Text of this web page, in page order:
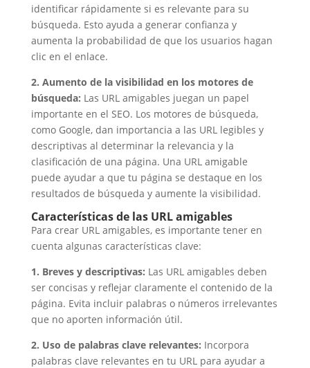
identificar rápidamente si es relevante para su
búsqueda. Esto ayuda a generar confianza y
aumenta la probabilidad de que los usuarios hagan
clic en el enlace.
2. Aumento de la visibilidad en los motores de
búsqueda: Las URL amigables juegan un papel
importante en el SEO. Los motores de búsqueda,
como Google, dan importancia a las URL legibles y
descriptivas al determinar la relevancia y la
clasificación de una página. Una URL amigable
puede ayudar a que tu página se destaque en los
resultados de búsqueda y aumente la visibilidad.
Características de las URL amigables
Para crear URL amigables, es importante tener en
cuenta algunas características clave:
1. Breves y descriptivas: Las URL amigables deben
ser concisas y reflejar claramente el contenido de la
página. Evita incluir palabras o números irrelevantes
que no aporten información útil.
2. Uso de palabras clave relevantes: Incorpora
palabras clave relevantes en tu URL para ayudar a